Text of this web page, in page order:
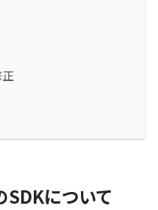
について